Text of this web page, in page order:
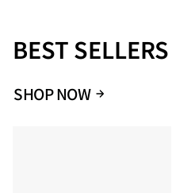
【注意事項】
・サイズ・仕様について商品は
い。
・素材・お手入れについて素
干の縮みや色落ちが生じる場
グ記載の指示をご参照いただ
BEST SELLERS
SHOP NOW